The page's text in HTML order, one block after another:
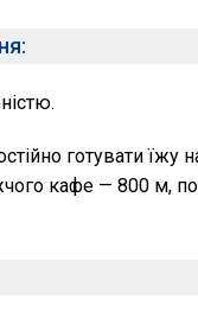
готувати їжу
кафе — 800 м,